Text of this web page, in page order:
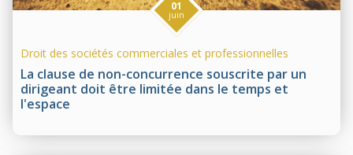
La clause de non-concurrence souscrite par un
dirigeant doit être limitée dans le temps et
l'espace
01
juin
Droit des sociétés commerciales et professionnelles